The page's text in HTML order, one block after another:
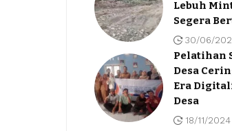
Lebuh
Segera
30/06/
Pelatihan
Desa
Era
Desa
18/11/2024